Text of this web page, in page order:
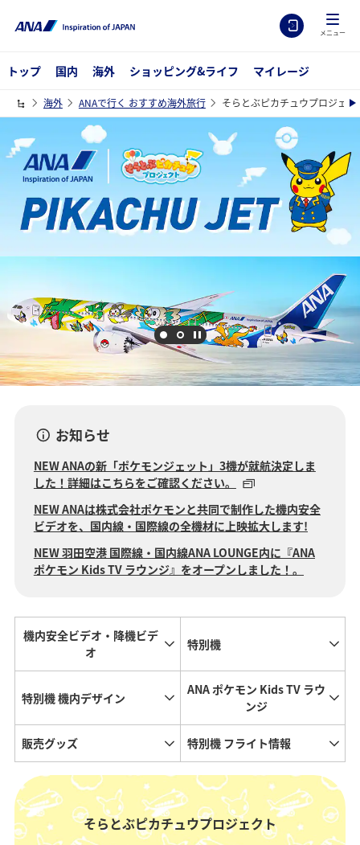
メニュー
トップ 国内 海外 ショッピング&ライフ マイレージ
海外 ANAで行く おすすめ海外旅行 そらとぶピカチュウプロジェク
お知らせ
NEW ANAの新「ポケモンジェット」3機が就航決定しま
した！詳細はこちらをご確認ください。
NEW ANAは株式会社ポケモンと共同で制作した機内安全
ビデオを、国内線・国際線の全機材に上映拡大します!
NEW 羽田空港 国際線・国内線ANA LOUNGE内に『ANA
ポケモン Kids TV ラウンジ』をオープンしました！。
機内安全ビデオ・降機ビデ
オ
特別機
特別機 機内デザイン
ANA ポケモン Kids TV ラウ
ンジ
販売グッズ 特別機 フライト情報
そらとぶピカチュウプロジェクト